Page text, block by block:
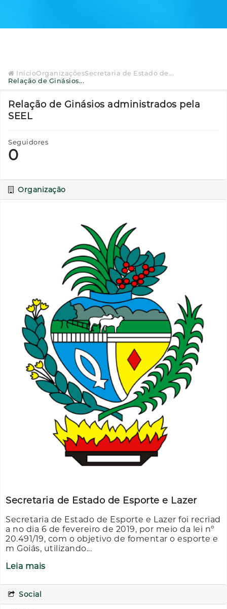
InícioOrganizaçõesSecretaria de Estado de...
Relação de Ginásios...
Relação de Ginásios administrados pela
SEEL
Seguidores
0
Organização
Secretaria de Estado de Esporte e Lazer
Secretaria de Estado de Esporte e Lazer foi recriad
a no dia 6 de fevereiro de 2019, por meio da lei nº
20.491/19, com o objetivo de fomentar o esporte e
m Goiás, utilizando...
Leia mais
Social